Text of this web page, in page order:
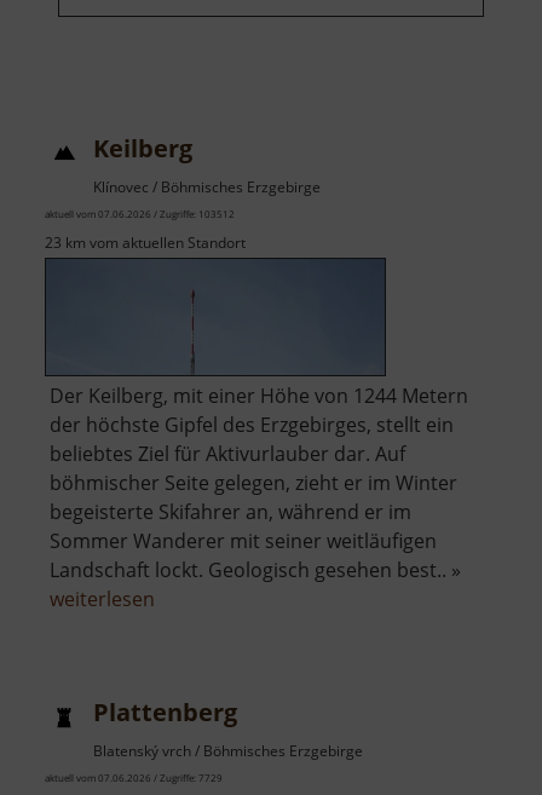
Keilberg
Klínovec / Böhmisches Erzgebirge
aktuell vom 07.06.2026 / Zugriffe: 103512
23 km vom aktuellen Standort
Der Keilberg, mit einer Höhe von 1244 Metern
der höchste Gipfel des Erzgebirges, stellt ein
beliebtes Ziel für Aktivurlauber dar. Auf
böhmischer Seite gelegen, zieht er im Winter
begeisterte Skifahrer an, während er im
Sommer Wanderer mit seiner weitläufigen
Landschaft lockt. Geologisch gesehen best.. »
weiterlesen
Plattenberg
Blatenský vrch / Böhmisches Erzgebirge
aktuell vom 07.06.2026 / Zugriffe: 7729